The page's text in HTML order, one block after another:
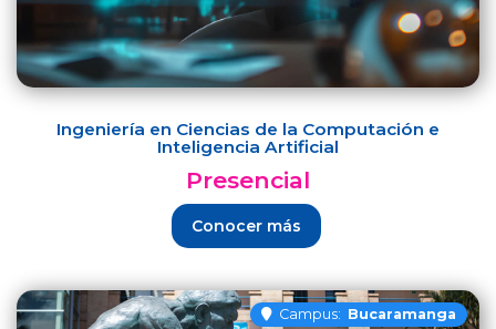
Ingeniería en Ciencias de la Computación e
Inteligencia Artificial
Presencial
Conocer más
Campus: Bucaramanga